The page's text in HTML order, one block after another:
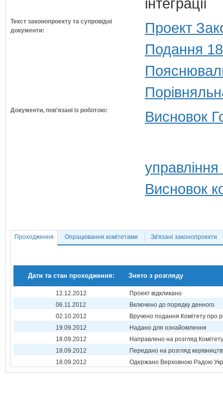
Текст законопроекту та супровідні
документи:
Проект
Подання
Документи, пов'язані із роботою: Висновок
Висновок
Проходження Опрацювання комітетами Зв'язані законопроекти
Дати та стан проходження: Знято з розгляду
12.12.2012
Проект відкликано
06.11.2012
Включено до порядку денного
02.10.2012
Вручено подання Комітету про
19.09.2012
Надано для ознайомлення
18.09.2012
Направлено на розгляд Комітету
18.09.2012
Передано на розгляд
18.09.2012
Одержано Верховною Радою